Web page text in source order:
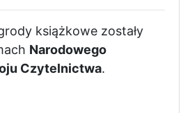
książkowe zostały
Narodowego
Czytelnictwa.